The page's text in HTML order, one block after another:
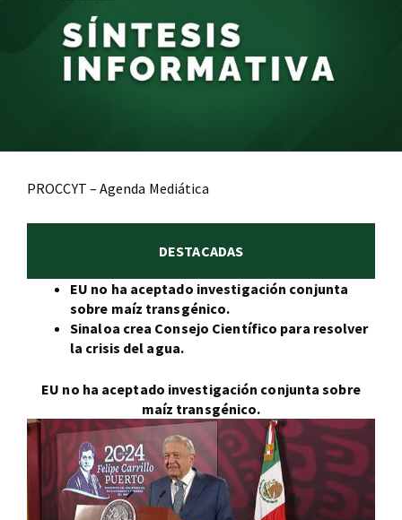
PROCCYT – Agenda Mediática
DESTACADAS
EU no ha aceptado investigación conjunta
sobre maíz transgénico.
Sinaloa crea Consejo Científico para resolver
la crisis del agua.
EU no ha aceptado investigación conjunta sobre
maíz transgénico.